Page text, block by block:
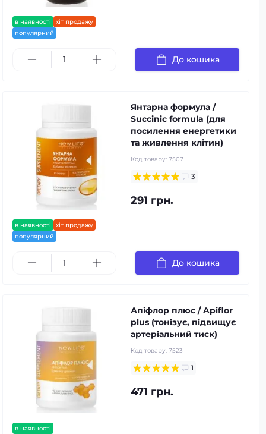
в наявності
хіт продажу
популярний
До кошика
в наявності
хіт продажу
популярний
Янтарна формула /
Succinic formula (для
посилення енергетики
та живлення клітин)
Код товару: 7507
3
291 грн.
До кошика
в наявності
Апіфлор плюс / Apiflor
plus (тонізує, підвищує
артеріальний тиск)
Код товару: 7523
1
471 грн.